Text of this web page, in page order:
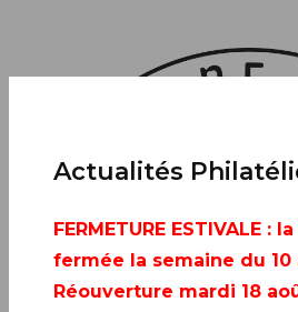
Actualités
FERMETURE ESTIVALE :
fermée la semaine du 10
Réouverture mardi 18